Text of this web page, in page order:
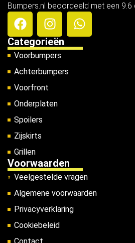
Bumpers.nl beoordeeld met een
Categorieën
Voorbumpers
Achterbumpers
Voorfront
Onderplaten
Spoilers
Zijskirts
Grillen
Voorwaarden
Veelgestelde vragen
Algemene voorwaarden
Privacyverklaring
Cookiebeleid
Contact